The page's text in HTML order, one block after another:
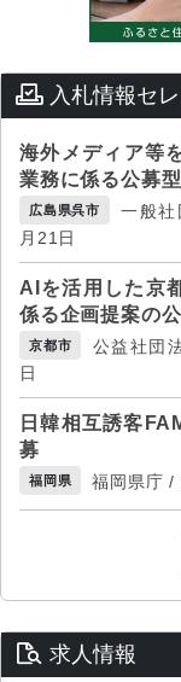
入札情報セ
海外メディア等
業務に係る公募
広島県呉市
一般
月21日
AIを活用した京
係る企画提案の
京都市
公益社団
日
日韓相互誘客
募
福岡県 福岡県庁 /
求人情報